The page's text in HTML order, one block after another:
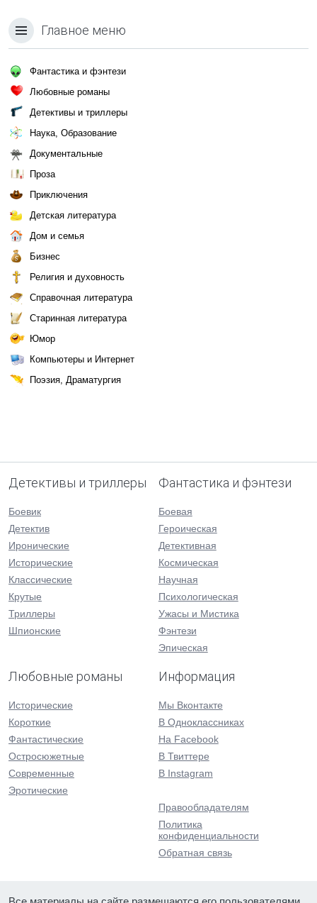
Главное меню
Фантастика и фэнтези
Любовные романы
Детективы и триллеры
Наука, Образование
Документальные
Проза
Приключения
Детская литература
Дом и семья
Бизнес
Религия и духовность
Справочная литература
Старинная литература
Юмор
Компьютеры и Интернет
Поэзия, Драматургия
Детективы и триллеры
Боевик
Детектив
Иронические
Исторические
Классические
Крутые
Триллеры
Шпионские
Фантастика и фэнтези
Боевая
Героическая
Детективная
Космическая
Научная
Психологическая
Ужасы и Мистика
Фэнтези
Эпическая
Любовные романы
Исторические
Короткие
Фантастические
Остросюжетные
Современные
Эротические
Информация
Мы Вконтакте
В Одноклассниках
На Facebook
В Твиттере
В Instagram
Правообладателям
Политика
конфиденциальности
Обратная связь